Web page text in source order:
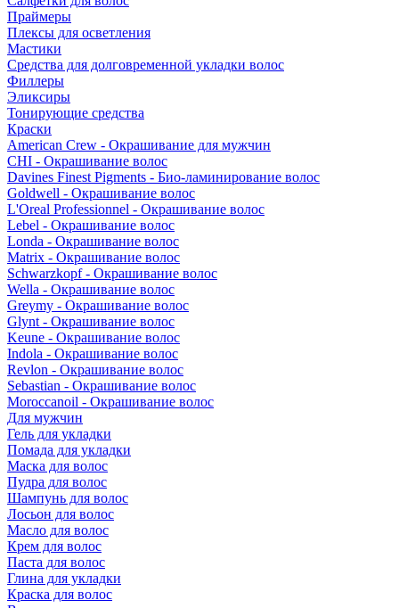
Праймеры
Плексы для осветления
Мастики
Средства для долговременной укладки волос
Филлеры
Эликсиры
Тонирующие средства
Краски
American Crew - Окрашивание для мужчин
CHI - Окрашивание волос
Davines Finest Pigments - Био-ламинирование волос
Goldwell - Окрашивание волос
L'Oreal Professionnel - Окрашивание волос
Lebel - Окрашивание волос
Londa - Окрашивание волос
Matrix - Окрашивание волос
Schwarzkopf - Окрашивание волос
Wella - Окрашивание волос
Greymy - Окрашивание волос
Glynt - Окрашивание волос
Keune - Окрашивание волос
Indola - Окрашивание волос
Revlon - Окрашивание волос
Sebastian - Окрашивание волос
Moroccanoil - Окрашивание волос
Для мужчин
Гель для укладки
Помада для укладки
Маска для волос
Пудра для волос
Шампунь для волос
Лосьон для волос
Масло для волос
Крем для волос
Паста для волос
Глина для укладки
Краска для волос